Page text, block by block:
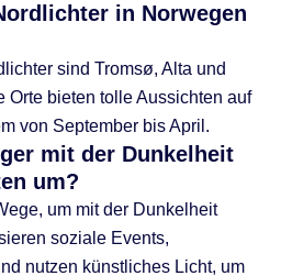
in Norwegen
sind Tromsø, Alta und
Orte bieten tolle Aussichten auf
von September bis April.
mit der Dunkelheit
um?
um mit der Dunkelheit
soziale Events,
nutzen künstliches Licht, um